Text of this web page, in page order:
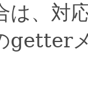
は、対
getter